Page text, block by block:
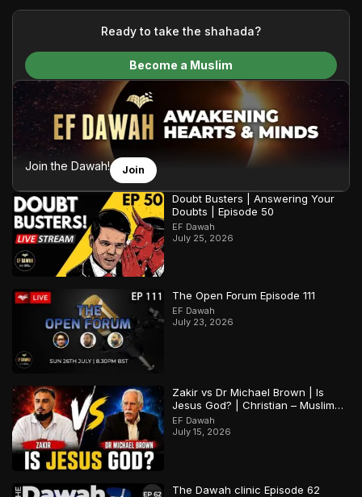
your generous donations, we are able to translate our
content and make Islam accessible to a global audience.
We do all of this with the permission of the Most High, and all
praise belongs to Allah, the Creator of the heavens and the
Ready to take the shahada?
Become a Muslim
Join the Dawah! Join
Doubt Busters | Answering Your
Doubts | Episode 50
EF Dawah
July 25, 2026
The Open Forum Episode 111
EF Dawah
July 23, 2026
Zakir vs Dr Michael Brown | Is
Jesus God? | Christian – Muslim
Debate
EF Dawah
July 15, 2026
The Dawah clinic Episode 62